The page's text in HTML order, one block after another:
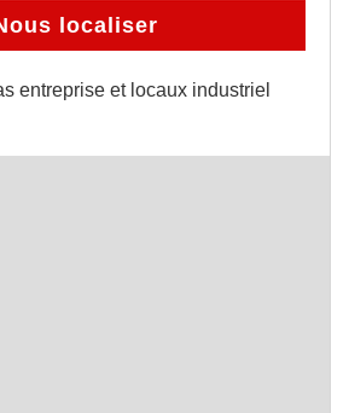
localiser
entreprise et locaux industriel